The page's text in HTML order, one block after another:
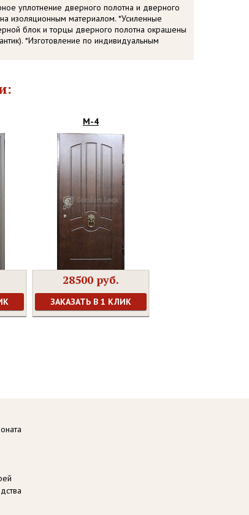
уплотнение дверного полотна и дверного
изоляционным материалом. *Усиленные
блок и торцы дверного полотна окрашены
*Изготовление по индивидуальным
М-4
28500 руб.
ЗАКАЗАТЬ В 1 КЛИК